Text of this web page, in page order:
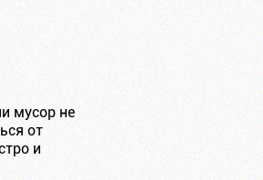
мусор не
от
и